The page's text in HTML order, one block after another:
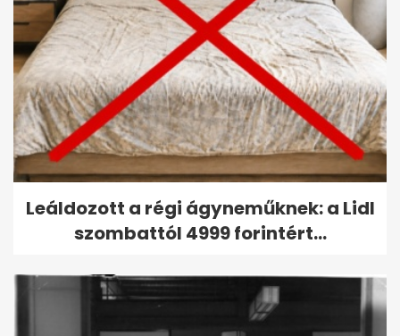
Leáldozott a régi ágyneműknek: a Lidl
szombattól 4999 forintért...